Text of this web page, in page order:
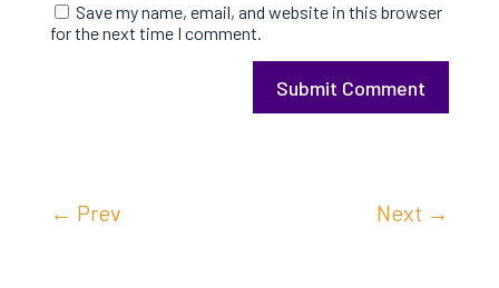
Save my name, email, and website in this browser
for the next time I comment.
Submit Comment
← Prev Next →